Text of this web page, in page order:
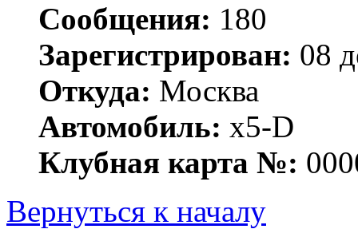
Сообщения: 180
Зарегистрирован: 08
Откуда: Москва
Автомобиль: x5-D
Клубная карта №:
Вернуться к началу